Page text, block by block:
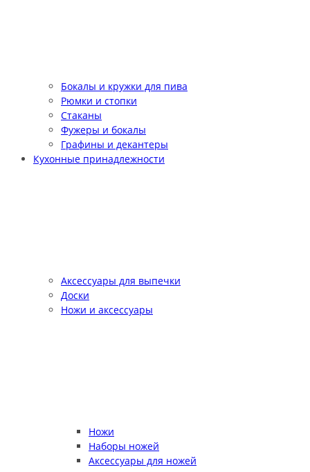
Бокалы и кружки для пива
Рюмки и стопки
Стаканы
Фужеры и бокалы
Графины и декантеры
Кухонные принадлежности
Аксессуары для выпечки
Доски
Ножи и аксессуары
Ножи
Наборы ножей
Аксессуары для ножей